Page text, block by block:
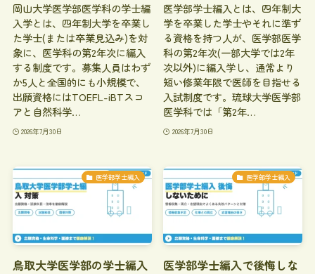
岡山大学医学部医学科の学士編
入学とは、四年制大学を卒業し
た学士(または卒業見込み)を対
象に、医学科の第2年次に編入
する制度です。募集人員はわず
か5人と全国的にも小規模で、
出願資格にはTOEFL-iBTスコ
アと自然科学…
2026年7月30日
医学部学士編入とは、四年制大
学を卒業した学士やそれに準ず
る資格を持つ人が、医学部医学
科の第2年次(一部大学では2年
次以外)に編入学し、通常より
短い修業年限で医師を目指せる
入試制度です。琉球大学医学部
医学科では「第2年…
2026年7月30日
医学部学士編入
鳥取大学医学部の学士編入
医学部学士編入
医学部学士編入で後悔しな